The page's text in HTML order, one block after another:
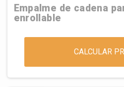
Empalme de cadena
enrollable
CALCULAR